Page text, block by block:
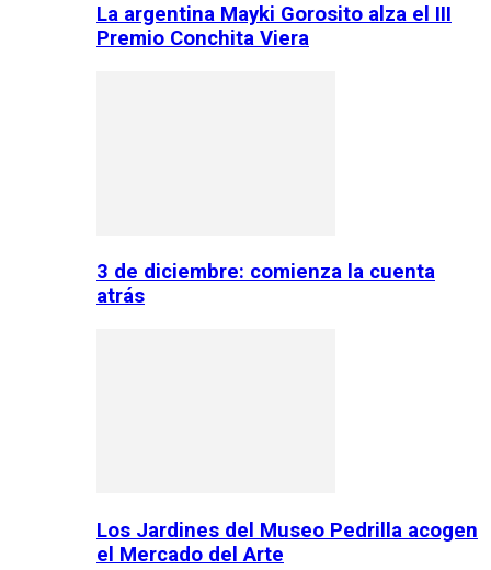
La argentina Mayki Gorosito alza el III
Premio Conchita Viera
3 de diciembre: comienza la cuenta
atrás
Los Jardines del Museo Pedrilla acogen
el Mercado del Arte